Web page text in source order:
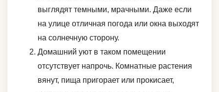
выглядят темными, мрачными. Даже если
на улице отличная погода или окна выходят
на солнечную сторону.
Домашний уют в таком помещении
отсутствует напрочь. Комнатные растения
вянут, пища пригорает или прокисает,